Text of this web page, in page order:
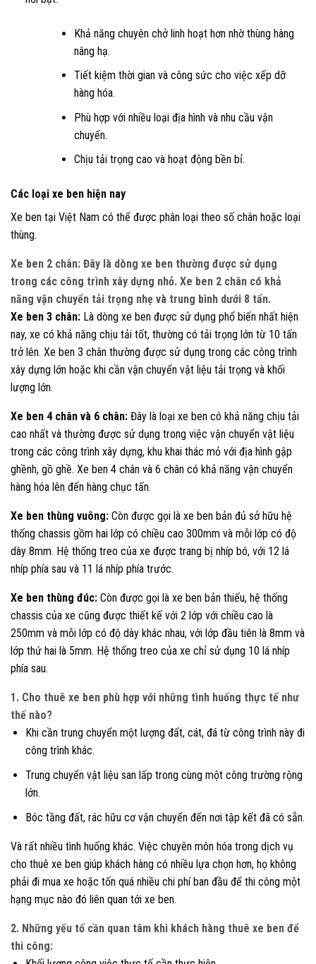
Khả năng chuyên chở linh hoạt hơn nhờ thùng hàng
nâng hạ.
Tiết kiệm thời gian và công sức cho việc xếp dỡ
hàng hóa.
Phù hợp với nhiều loại địa hình và nhu cầu vận
chuyển.
Chịu tải trọng cao và hoạt động bền bỉ.
Các loại xe ben hiện nay
Xe ben tại Việt Nam có thể được phân loại theo số chân hoặc loại
thùng.
Xe ben 2 chân: Đây là dòng xe ben thường được sử dụng
trong các công trình xây dựng nhỏ. Xe ben 2 chân có khả
năng vận chuyển tải trọng nhẹ và trung bình dưới 8 tấn.
Xe ben 3 chân: Là dòng xe ben được sử dụng phổ biến nhất hiện
nay, xe có khả năng chịu tải tốt, thường có tải trọng lớn từ 10 tấn
trở lên. Xe ben 3 chân thường được sử dụng trong các công trình
xây dựng lớn hoặc khi cần vận chuyển vật liệu tải trọng và khối
lượng lớn.
Xe ben 4 chân và 6 chân: Đây là loại xe ben có khả năng chịu tải
cao nhất và thường được sử dụng trong việc vận chuyển vật liệu
trong các công trình xây dựng, khu khai thác mỏ với địa hình gập
ghềnh, gồ ghề. Xe ben 4 chân và 6 chân có khả năng vận chuyển
hàng hóa lên đến hàng chục tấn.
Xe ben thùng vuông: Còn được gọi là xe ben bản đủ sở hữu hệ
thống chassis gồm hai lớp có chiều cao 300mm và mỗi lớp có độ
dày 8mm. Hệ thống treo của xe được trang bị nhíp bó, với 12 lá
nhíp phía sau và 11 lá nhíp phía trước.
Xe ben thùng đúc: Còn được gọi là xe ben bản thiếu, hệ thống
chassis của xe cũng được thiết kế với 2 lớp với chiều cao là
250mm và mỗi lớp có độ dày khác nhau, với lớp đầu tiên là 8mm và
lớp thứ hai là 5mm. Hệ thống treo của xe chỉ sử dụng 10 lá nhíp
phía sau.
1. Cho thuê xe ben phù hợp với những tình huống thực tế như
thế nào?
Khi cần trung chuyển một lượng đất, cát, đá từ công trình này đi
công trình khác.
Trung chuyển vật liệu san lấp trong cùng một công trường rộng
lớn.
Bóc tầng đất, rác hữu cơ vận chuyển đến nơi tập kết đã có sẵn.
Và rất nhiều tình huống khác. Việc chuyên môn hóa trong dịch vụ
cho thuê xe ben giúp khách hàng có nhiều lựa chọn hơn, họ không
phải đi mua xe hoặc tốn quá nhiều chi phí ban đầu để thi công một
hạng mục nào đó liên quan tới xe ben.
2. Những yếu tố cần quan tâm khi khách hàng thuê xe ben để
thi công: